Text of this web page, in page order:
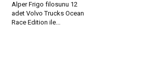
Alper Frigo filosunu 12
adet Volvo Trucks Ocean
Race Edition ile...